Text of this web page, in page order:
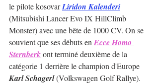
le pilote kosovar Liridon Kalenderi
(Mitsubishi Lancer Evo IX HillClimb
Monster) avec une bête de 1000 CV. On se
souvient que ses débuts en Ecce Homo
Sternberk ont ​​terminé deuxième de la
catégorie 1 derrière le champion d'Europe
Karl Schagerl (Volkswagen Golf Rallye).